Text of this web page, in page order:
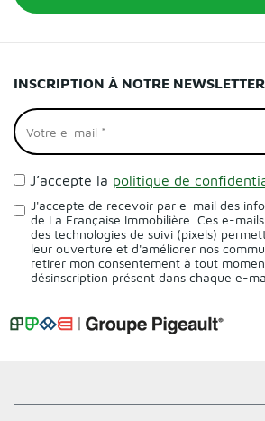
INSCRIPTION À NOTRE NEWSLETTER
J’accepte la politique de
J'accepte de recevoir par e-mail des
de La Française Immobilière. Ces e-
des technologies de suivi (pixels)
leur ouverture et d'améliorer nos
retirer mon consentement à tout
désinscription présent dans chaque e-